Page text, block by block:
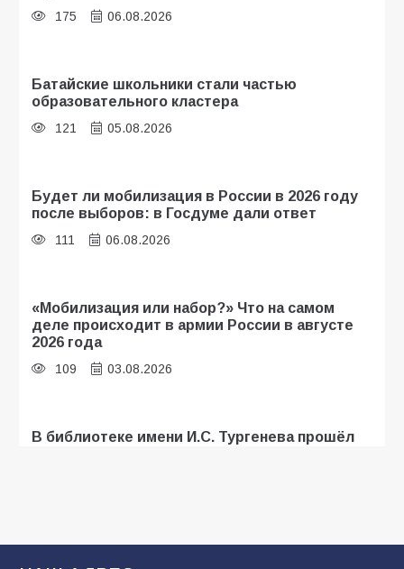
175 06.08.2026
Батайские школьники стали частью
образовательного кластера
121 05.08.2026
Будет ли мобилизация в России в 2026 году
после выборов: в Госдуме дали ответ
111 06.08.2026
«Мобилизация или набор?» Что на самом
деле происходит в армии России в августе
2026 года
109 03.08.2026
В библиотеке имени И.С. Тургенева прошёл
В Батайске продолжаются дорожные работы